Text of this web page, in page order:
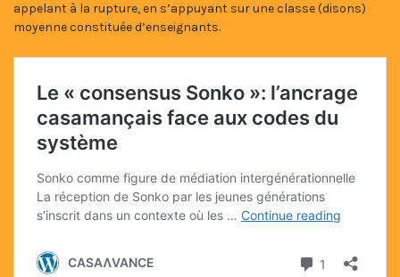
appelant à la rupture, en s’appuyant sur une classe (disons)
moyenne constituée d’enseignants.